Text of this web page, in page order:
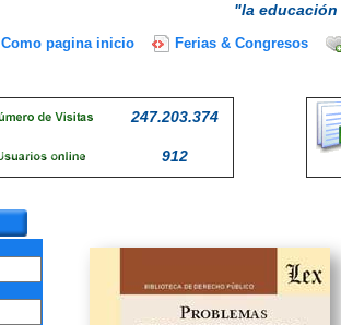
"la
Como pagina inicio Ferias & Congresos
247.203.374
912